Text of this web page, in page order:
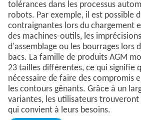
tolérances dans les processus
robots. Par exemple, il est possible
contraignantes lors du chargement
des machines-outils, les
d'assemblage ou les bourrages lors
bacs. La famille de produits AGM
23 tailles différentes, ce qui signifie
nécessaire de faire des compromis
les contours gênants. Grâce à un
variantes, les utilisateurs
qui convient à leurs besoins.